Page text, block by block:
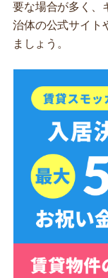
要な場合が多く、
治体の公式サイト
ましょう。